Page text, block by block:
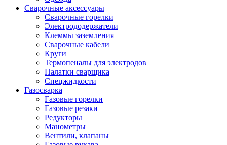
Сварочные аксессуары
Сварочные горелки
Электрододержатели
Клеммы заземления
Сварочные кабели
Круги
Термопеналы для электродов
Палатки сварщика
Спецжидкости
Газосварка
Газовые горелки
Газовые резаки
Редукторы
Манометры
Вентили, клапаны